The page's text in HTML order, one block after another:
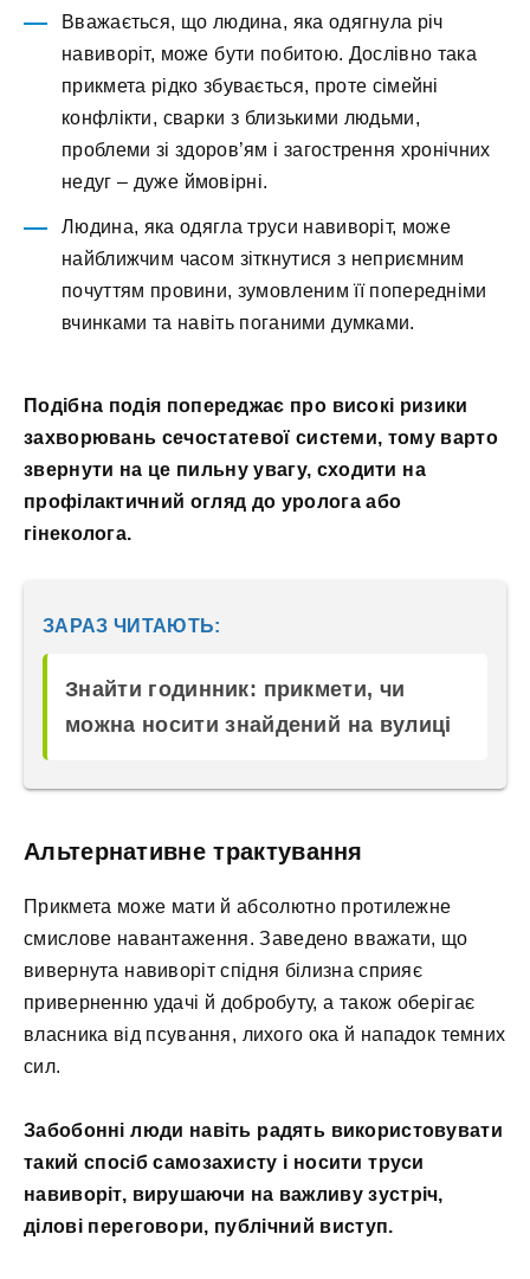
Вважається, що людина, яка одягнула річ
навиворіт, може бути побитою. Дослівно така
прикмета рідко збувається, проте сімейні
конфлікти, сварки з близькими людьми,
проблеми зі здоров’ям і загострення хронічних
недуг – дуже ймовірні.
Людина, яка одягла труси навиворіт, може
найближчим часом зіткнутися з неприємним
почуттям провини, зумовленим її попередніми
вчинками та навіть поганими думками.
Подібна подія попереджає про високі ризики
захворювань сечостатевої системи, тому варто
звернути на це пильну увагу, сходити на
профілактичний огляд до уролога або
гінеколога.
ЗАРАЗ ЧИТАЮТЬ:
Знайти годинник: прикмети, чи
можна носити знайдений на вулиці
Альтернативне трактування
Прикмета може мати й абсолютно протилежне
смислове навантаження. Заведено вважати, що
вивернута навиворіт спідня білизна сприяє
приверненню удачі й добробуту, а також оберігає
власника від псування, лихого ока й нападок темних
сил.
Забобонні люди навіть радять використовувати
такий спосіб самозахисту і носити труси
навиворіт, вирушаючи на важливу зустріч,
ділові переговори, публічний виступ.